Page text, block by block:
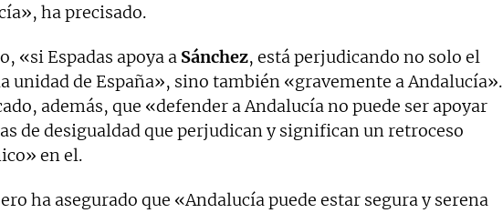
ha precisado.
«si Espadas apoya a Sánchez, está perjudicando no solo el
unidad de España», sino también «gravemente a Andalucía».
además, que «defender a Andalucía no puede ser apoyar
de desigualdad que perjudican y significan un retroceso
en el.
ha asegurado que «Andalucía puede estar segura y serena